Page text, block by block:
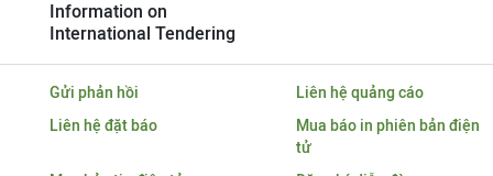
Information on
International Tendering
Gửi phản hồi
Liên hệ quảng cáo
Liên hệ đặt báo
Mua báo in phiên bản điện
tử